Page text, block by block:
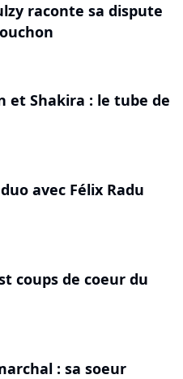
raconte sa dispute
et Shakira : le tube de
avec Félix Radu
coups de coeur du
: sa soeur